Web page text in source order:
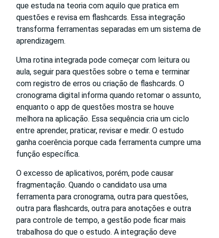
que estuda na teoria com aquilo que pratica em
questões e revisa em flashcards. Essa integração
transforma ferramentas separadas em um sistema de
aprendizagem.
Uma rotina integrada pode começar com leitura ou
aula, seguir para questões sobre o tema e terminar
com registro de erros ou criação de flashcards. O
cronograma digital informa quando retomar o assunto,
enquanto o app de questões mostra se houve
melhora na aplicação. Essa sequência cria um ciclo
entre aprender, praticar, revisar e medir. O estudo
ganha coerência porque cada ferramenta cumpre uma
função específica.
O excesso de aplicativos, porém, pode causar
fragmentação. Quando o candidato usa uma
ferramenta para cronograma, outra para questões,
outra para flashcards, outra para anotações e outra
para controle de tempo, a gestão pode ficar mais
trabalhosa do que o estudo. A integração deve